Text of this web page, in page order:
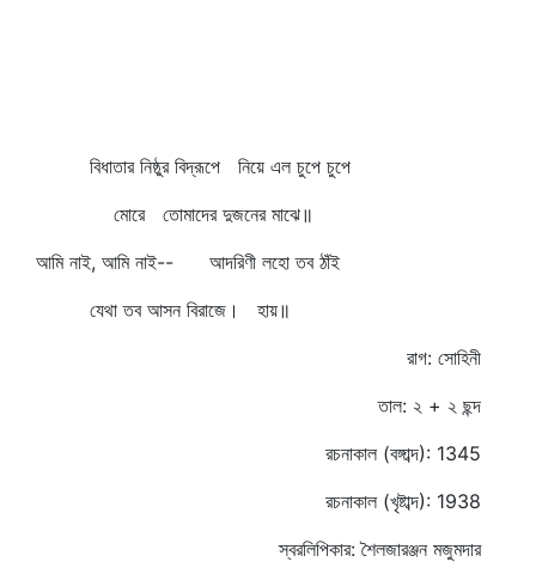
বিধাতার নিষ্ঠুর বিদ্রূপে নিয়ে এল চুপে চুপে
মোরে তোমাদের দুজনের মাঝে॥
আমি নাই, আমি নাই-- আদরিণী লহো তব ঠাঁই
যেথা তব আসন বিরাজে। হায়॥
রাগ: সোহিনী
তাল: ২ + ২ ছন্দ
রচনাকাল (বঙ্গাব্দ): 1345
রচনাকাল (খৃষ্টাব্দ): 1938
স্বরলিপিকার: শৈলজারঞ্জন মজুমদার